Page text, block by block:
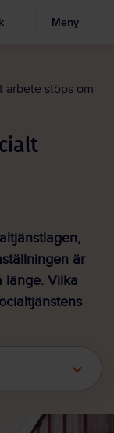
sökruta
Meny
arbete stöps om
är
länge. Vilka